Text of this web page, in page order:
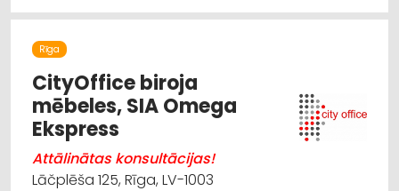
KURINĀMAIS
MEŽKOPĪBAS UN MEŽIZSTRĀDES TEHNIKA
Rīga
CityOffice biroja
mēbeles, SIA Omega
Ekspress
Attālinātas konsultācijas!
Lāčplēša 125, Rīga, LV-1003